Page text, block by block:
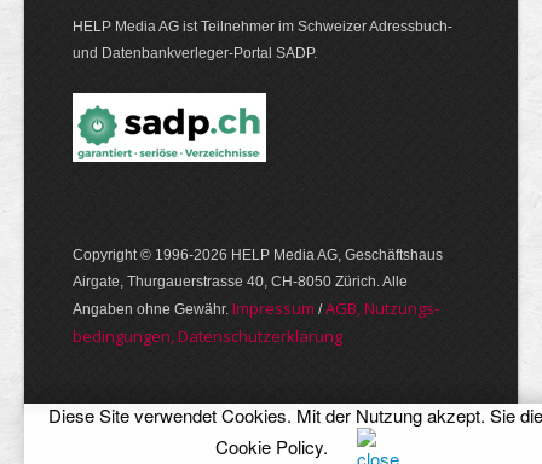
HELP Media AG ist Teilnehmer im Schweizer Adressbuch-
und Datenbankverleger-Portal SADP.
Copyright © 1996-2026 HELP Media AG, Geschäftshaus
Airgate, Thurgauer­strasse 40, CH-8050 Zürich. Alle
Angaben ohne Gewähr. Im­pres­sum /AGB, Nut­zungs­
bedin­gungen, Daten­schutz­er­klärung
Diese Site verwendet Cookies. Mit der Nutzung akzept. Sie die
Cookie Policy.